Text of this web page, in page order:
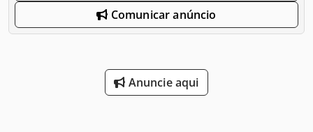
Comunicar anúncio
Anuncie aqui